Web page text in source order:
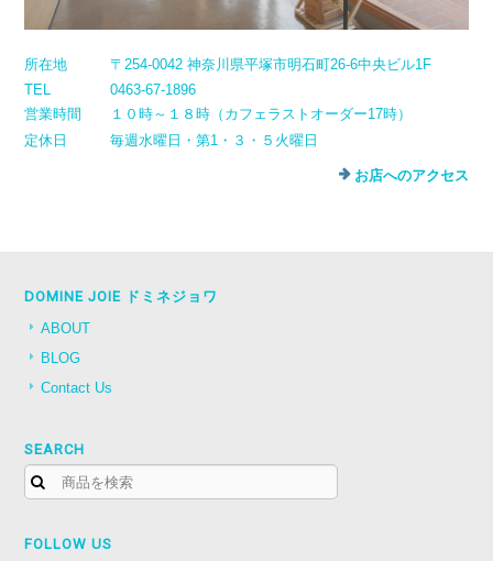
所在地
〒254-0042 神奈川県平塚市明石町26-6中央ビル1F
TEL
0463-67-1896
営業時間
１０時～１８時（カフェラストオーダー17時）
定休日
毎週水曜日・第1・３・５火曜日
お店へのアクセス
DOMINE JOIE ドミネジョワ
ABOUT
BLOG
Contact Us
SEARCH
FOLLOW US